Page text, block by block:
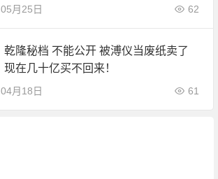
05月25日 62
乾隆秘档 不能公开 被溥仪当废纸卖了
现在几十亿买不回来！
04月18日 61